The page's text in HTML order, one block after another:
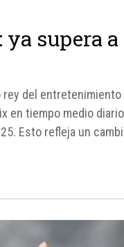
ya supera
del
en tiempo medio
Esto refleja un